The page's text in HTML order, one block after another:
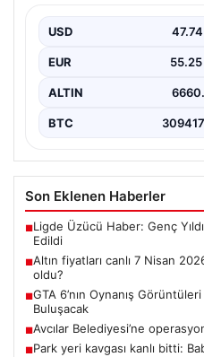
USD 47.74
EUR 55.25
ALTIN
BTC
Son Eklenen Haberler
■Ligde Üzücü Haber: Genç
Edildi
■Altın fiyatları canlı 7 Nisan
oldu?
■GTA 6’nın Oynanış
Buluşacak
■Avcılar Belediyesi’ne
■Park yeri kavgası kanlı bitti: